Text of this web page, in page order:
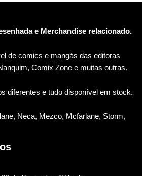
e Merchandise relacionado.
de comics e mangás das editoras
Comix Zone e muitas outras.
diferentes e tudo disponível em stock.
Neca, Mezco, Mcfarlane, Storm,